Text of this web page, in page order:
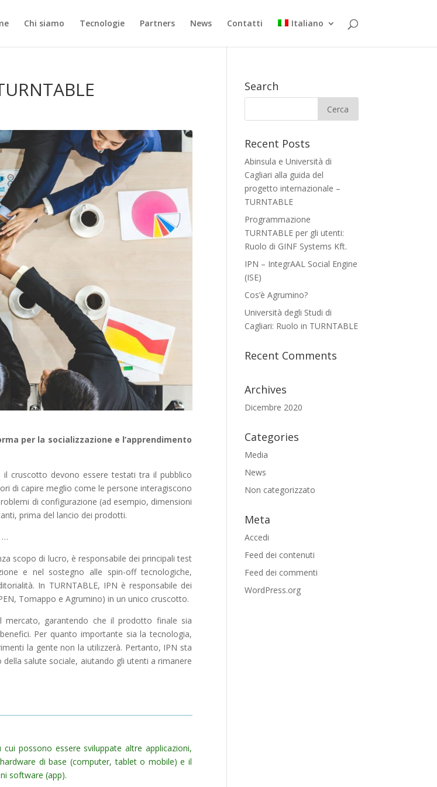
Chi siamo Tecnologie Partners News Contatti Italiano
per la socializzazione e l’apprendimento
cruscotto devono essere testati tra il pubblico
di capire meglio come le persone interagiscono
di configurazione (ad esempio, dimensioni
prima del lancio dei prodotti.
…
scopo di lucro, è responsabile dei principali test
e nel sostegno alle spin-off tecnologiche,
In TURNTABLE, IPN è responsabile dei
Tomappo e Agrumino) in un unico cruscotto.
mercato, garantendo che il prodotto finale sia
Per quanto importante sia la tecnologia,
la gente non la utilizzerà. Pertanto, IPN sta
salute sociale, aiutando gli utenti a rimanere
possono essere sviluppate altre applicazioni,
di base (computer, tablet o mobile) e il
software (app).
Search
Recent Posts
Abinsula e Università di
Cagliari alla guida del
progetto internazionale –
TURNTABLE
Programmazione
TURNTABLE per gli utenti:
Ruolo di GINF Systems Kft.
IPN – IntegrAAL Social Engine
(ISE)
Cos’è Agrumino?
Università degli Studi di
Cagliari: Ruolo in TURNTABLE
Recent Comments
Archives
Dicembre 2020
Categories
Media
News
Non categorizzato
Meta
Accedi
Feed dei contenuti
Feed dei commenti
WordPress.org